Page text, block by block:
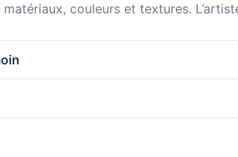
couleurs et textures.